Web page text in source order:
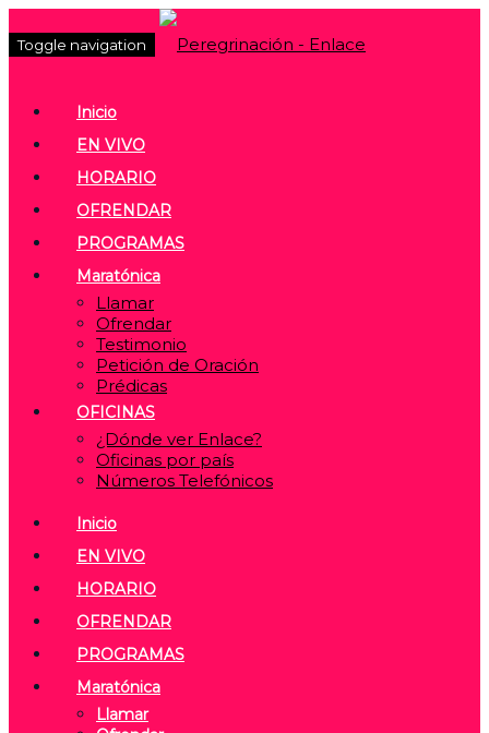
Toggle navigation
Inicio
EN VIVO
HORARIO
OFRENDAR
PROGRAMAS
Maratónica
Llamar
Ofrendar
Testimonio
Petición de Oración
Prédicas
OFICINAS
¿Dónde ver Enlace?
Oficinas por país
Números Telefónicos
Inicio
EN VIVO
HORARIO
OFRENDAR
PROGRAMAS
Maratónica
Llamar